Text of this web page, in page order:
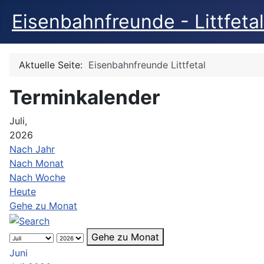
Eisenbahnfreunde -
Aktuelle Seite: Eisenbahnfreunde Littfetal
Terminkalender
Juli,
2026
Nach Jahr
Nach Monat
Nach Woche
Heute
Gehe zu Monat
Gehe zu Monat
Juni